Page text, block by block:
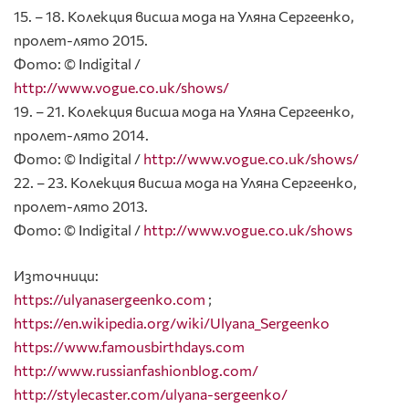
15. – 18. Колекция висша мода на Уляна Сергеенко,
пролет-лято 2015.
Фото: © Indigital /
http://www.vogue.co.uk/shows/
19. – 21. Колекция висша мода на Уляна Сергеенко,
пролет-лято 2014.
Фото: © Indigital / http://www.vogue.co.uk/shows/
22. – 23. Колекция висша мода на Уляна Сергеенко,
пролет-лято 2013.
Фото: © Indigital / http://www.vogue.co.uk/shows
Източници:
https://ulyanasergeenko.com ;
https://en.wikipedia.org/wiki/Ulyana_Sergeenko
https://www.famousbirthdays.com
http://www.russianfashionblog.com/
http://stylecaster.com/ulyana-sergeenko/